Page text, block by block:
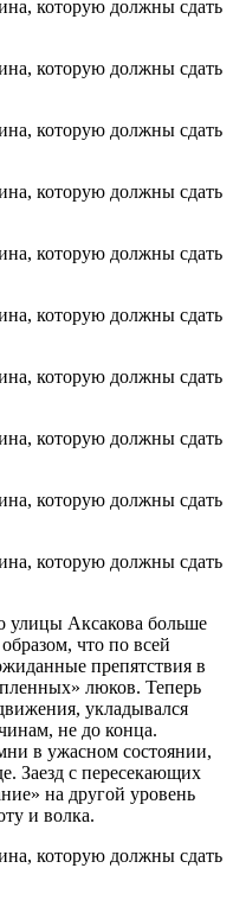
улицы Аксакова больше
что по всей
препятствия в
люков. Теперь
укладывался
не до конца.
в ужасном состоянии,
Заезд с пересекающих
на другой уровень
и волка.